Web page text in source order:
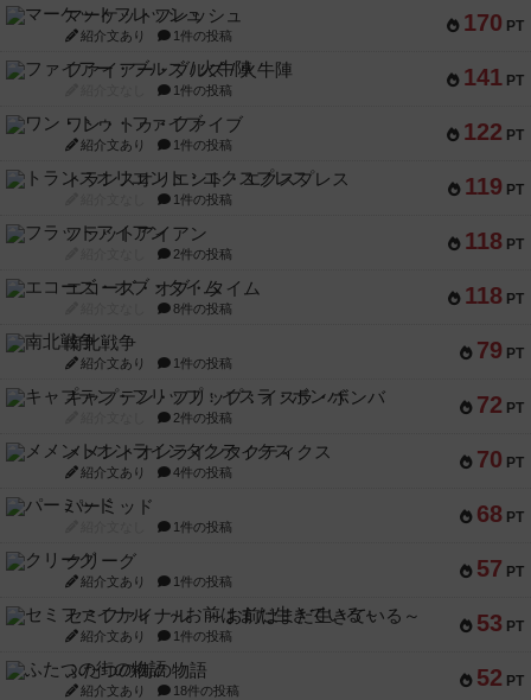
170 PT
マーケットフレッシュ
紹介文あり 1件の投稿
141 PT
ファイアー・ブルズ / 火牛陣
1件の投稿
122 PT
ワン・トゥ・ファイブ
紹介文あり 1件の投稿
119 PT
トランスオリエント・エクスプレス
1件の投稿
118 PT
フラットアイアン
2件の投稿
118 PT
エコーズ・オブ・タイム
8件の投稿
79 PT
南北戦争
紹介文あり 1件の投稿
72 PT
キャプテン・フリップ：イスラ・ボンバ
2件の投稿
70 PT
メメントオンラインタクティクス
紹介文あり 4件の投稿
68 PT
パーミッド
1件の投稿
57 PT
クリーグ
紹介文あり 1件の投稿
53 PT
セミファイナル ～お前はまだ生きている～
紹介文あり 1件の投稿
52 PT
ふたつの街の物語
紹介文あり 18件の投稿